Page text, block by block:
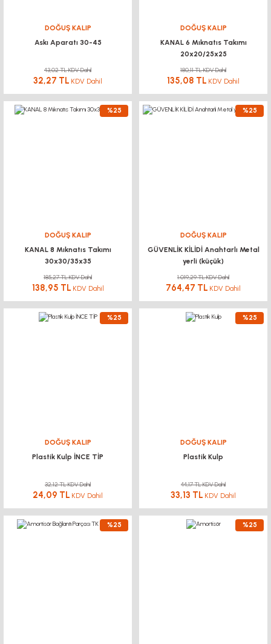
DOĞUŞ KALIP
Askı Aparatı 30-45
43,02 TL KDV Dahil
32,27 TL KDV Dahil
DOĞUŞ KALIP
KANAL 6 Mıknatıs Takımı
20x20/25x25
180,11 TL KDV Dahil
135,08 TL KDV Dahil
%25
DOĞUŞ KALIP
KANAL 8 Mıknatıs Takımı
30x30/35x35
185,27 TL KDV Dahil
138,95 TL KDV Dahil
%25
DOĞUŞ KALIP
GÜVENLİK KİLİDİ Anahtarlı Metal
yerli (küçük)
1.019,29 TL KDV Dahil
764,47 TL KDV Dahil
%25
DOĞUŞ KALIP
Plastik Kulp İNCE TİP
32,12 TL KDV Dahil
24,09 TL KDV Dahil
%25
DOĞUŞ KALIP
Plastik Kulp
44,17 TL KDV Dahil
33,13 TL KDV Dahil
%25 %25